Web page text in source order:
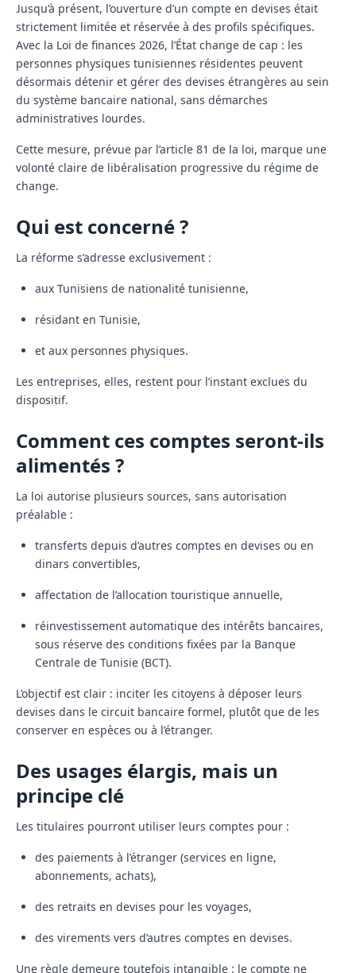
Jusqu’à présent, l’ouverture d’un compte en devises était
strictement limitée et réservée à des profils spécifiques.
Avec la Loi de finances 2026, l’État change de cap : les
personnes physiques tunisiennes résidentes peuvent
désormais détenir et gérer des devises étrangères au sein
du système bancaire national, sans démarches
administratives lourdes.
Cette mesure, prévue par l’article 81 de la loi, marque une
volonté claire de libéralisation progressive du régime de
change.
Qui est concerné ?
La réforme s’adresse exclusivement :
aux Tunisiens de nationalité tunisienne,
résidant en Tunisie,
et aux personnes physiques.
Les entreprises, elles, restent pour l’instant exclues du
dispositif.
Comment ces comptes seront-ils
alimentés ?
La loi autorise plusieurs sources, sans autorisation
préalable :
transferts depuis d’autres comptes en devises ou en
dinars convertibles,
affectation de l’allocation touristique annuelle,
réinvestissement automatique des intérêts bancaires,
sous réserve des conditions fixées par la Banque
Centrale de Tunisie (BCT).
L’objectif est clair : inciter les citoyens à déposer leurs
devises dans le circuit bancaire formel, plutôt que de les
conserver en espèces ou à l’étranger.
Des usages élargis, mais un
principe clé
Les titulaires pourront utiliser leurs comptes pour :
des paiements à l’étranger (services en ligne,
abonnements, achats),
des retraits en devises pour les voyages,
des virements vers d’autres comptes en devises.
Une règle demeure toutefois intangible : le compte ne